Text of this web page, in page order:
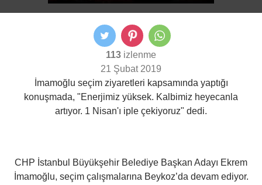
113 izlenme
21 Şubat 2019
İmamoğlu seçim ziyaretleri kapsamında yaptığı
konuşmada, "Enerjimiz yüksek. Kalbimiz heyecanla
artıyor. 1 Nisan'ı iple çekiyoruz" dedi.
CHP İstanbul Büyükşehir Belediye Başkan Adayı Ekrem
İmamoğlu, seçim çalışmalarına Beykoz’da devam ediyor.